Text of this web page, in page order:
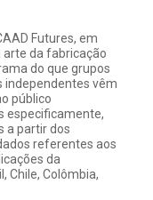
Futures, em
arte da fabricação
do que grupos
independentes vêm
público
especificamente,
a partir dos
referentes aos
da
Chile, Colômbia,